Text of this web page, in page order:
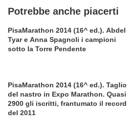
Potrebbe anche piacerti
PisaMarathon 2014 (16^ ed.). Abdel
Tyar e Anna Spagnoli i campioni
sotto la Torre Pendente
PisaMarathon 2014 (16^ ed.). Taglio
del nastro in Expo Marathon. Quasi
2900 gli iscritti, frantumato il record
del 2011